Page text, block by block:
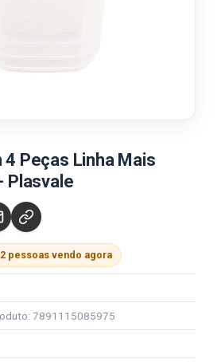
Peças Linha Mais
Plasvale
pessoas vendo agora
7891115085975